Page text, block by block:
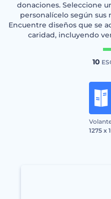
donaciones. Seleccione
personalícelo según sus
Encuentre diseños que se
caridad, incluyendo
10
1275 x